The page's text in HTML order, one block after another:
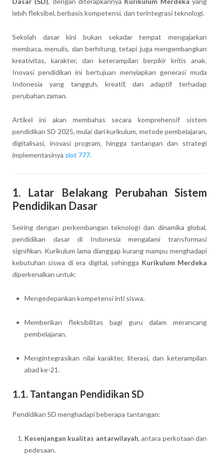
lebih fleksibel, berbasis kompetensi, dan terintegrasi teknologi.
Sekolah dasar kini bukan sekadar tempat mengajarkan
membaca, menulis, dan berhitung, tetapi juga mengembangkan
kreativitas, karakter, dan keterampilan berpikir kritis anak.
Inovasi pendidikan ini bertujuan menyiapkan generasi muda
Indonesia yang tangguh, kreatif, dan adaptif terhadap
perubahan zaman.
Artikel ini akan membahas secara komprehensif sistem
pendidikan SD 2025, mulai dari kurikulum, metode pembelajaran,
digitalisasi, inovasi program, hingga tantangan dan strategi
implementasinya slot 777.
1. Latar Belakang Perubahan Sistem
Pendidikan Dasar
Seiring dengan perkembangan teknologi dan dinamika global,
pendidikan dasar di Indonesia mengalami transformasi
signifikan. Kurikulum lama dianggap kurang mampu menghadapi
kebutuhan siswa di era digital, sehingga Kurikulum Merdeka
diperkenalkan untuk:
Mengedepankan kompetensi inti siswa.
Memberikan fleksibilitas bagi guru dalam merancang
pembelajaran.
Mengintegrasikan nilai karakter, literasi, dan keterampilan
abad ke-21.
1.1. Tantangan Pendidikan SD
Pendidikan SD menghadapi beberapa tantangan:
Kesenjangan kualitas antarwilayah, antara perkotaan dan
pedesaan.